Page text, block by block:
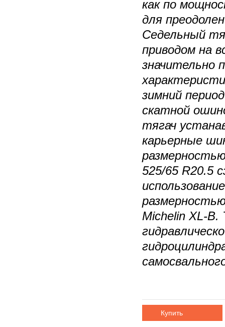
как по
для
Седельный
приводом на
значительно
зимний
скатной
тягач
карьерные
525/65 R20.5
Michelin XL-B.
Купить